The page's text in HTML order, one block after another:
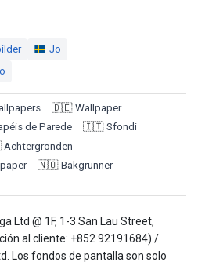
Jo
🇩🇪 Wallpaper
de Parede 🇮🇹 Sfondi
Achtergronden
🇳🇴 Bakgrunner
Ltd @ 1F, 1-3 San Lau Street,
al cliente: +852 92191684) /
Los fondos de pantalla son solo